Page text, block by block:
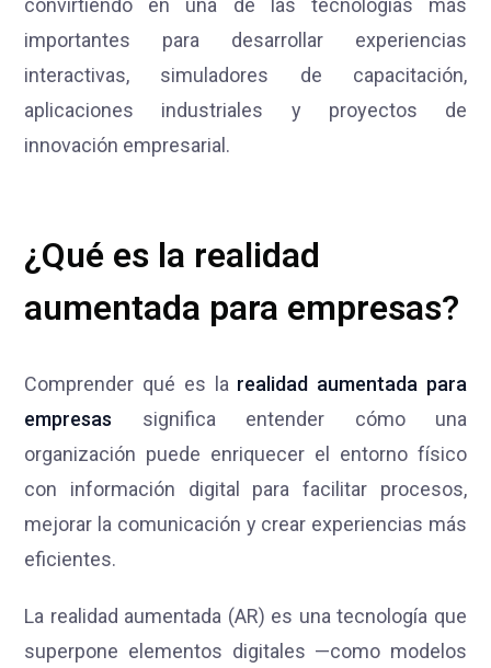
convirtiendo en una de las tecnologías más
importantes para desarrollar experiencias
interactivas, simuladores de capacitación,
aplicaciones industriales y proyectos de
innovación empresarial.
¿Qué es la realidad
aumentada para empresas?
Comprender qué es la realidad aumentada para
empresas significa entender cómo una
organización puede enriquecer el entorno físico
con información digital para facilitar procesos,
mejorar la comunicación y crear experiencias más
eficientes.
La realidad aumentada (AR) es una tecnología que
superpone elementos digitales —como modelos